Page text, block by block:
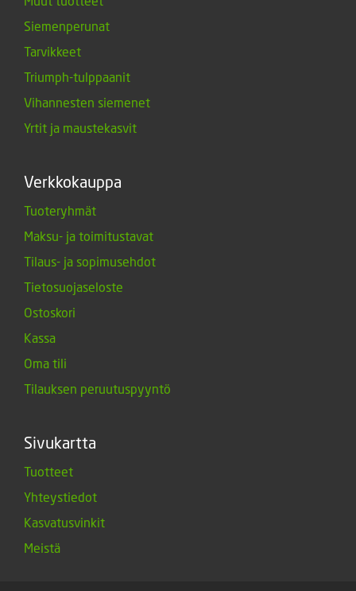
Siemenperunat
Tarvikkeet
Triumph-tulppaanit
Vihannesten siemenet
Yrtit ja maustekasvit
Verkkokauppa
Tuoteryhmät
Maksu- ja toimitustavat
Tilaus- ja sopimusehdot
Tietosuojaseloste
Ostoskori
Kassa
Oma tili
Tilauksen peruutuspyyntö
Sivukartta
Tuotteet
Yhteystiedot
Kasvatusvinkit
Meistä